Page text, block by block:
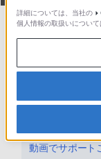
ご意見箱 ／改
詳細については、当社の
個人情報の取扱いについて